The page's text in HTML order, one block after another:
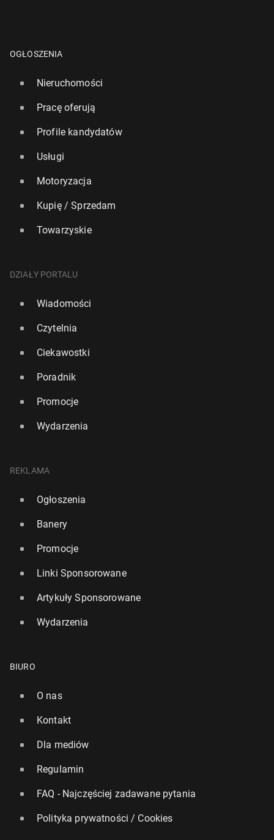
OGŁOSZENIA
Nieruchomości
Pracę oferują
Profile kandydatów
Usługi
Motoryzacja
Kupię / Sprzedam
Towarzyskie
DZIAŁY PORTALU
Wiadomości
Czytelnia
Ciekawostki
Poradnik
Promocje
Wydarzenia
REKLAMA
Ogłoszenia
Banery
Promocje
Linki Sponsorowane
Artykuły Sponsorowane
Wydarzenia
BIURO
O nas
Kontakt
Dla mediów
Regulamin
FAQ - Najczęściej zadawane pytania
Polityka prywatności / Cookies